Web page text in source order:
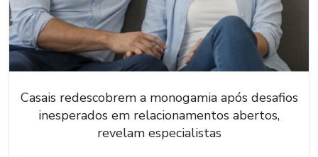
Casais redescobrem a monogamia após desafios
inesperados em relacionamentos abertos,
revelam especialistas